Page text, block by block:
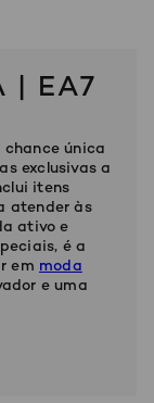
| EA7
chance única
exclusivas a
itens
atender às
ativo e
é a
em moda
e uma